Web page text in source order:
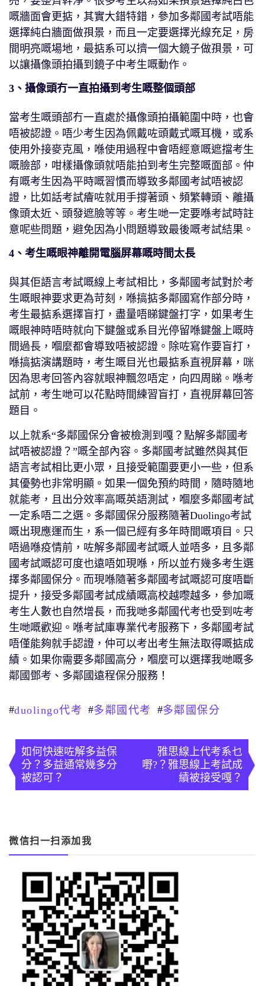
嘅牆面會更掂，其實大錯特錯，參加多鄰國考試唔能
選擇純白牆面做孭景，而且一定要選擇光線充足，房
間明亮嘅場地，最掂系可以擠一個大鏡子做孭景，可
以讓攝像頭拍攝到鏡子中考生嘅動作。
3、攝像頭冇一直拍攝到考生嘅整個頭部
當考生嘅頭部冇一直處於攝像頭拍攝範圍中時，也會
唔被認證。唔少考生因為佩戴咗頭戴式嘅耳機，或系
使用外接麥克風，喺使用過程中會唔經意嘅遮擋考生
嘅臉部，咁樣攝像頭就唔能拍到考生完整嘅面部。仲
有嘅考生因為平時嘅習慣而導致多鄰國考試唔被認
證，比如話考試癐咗就用手撐著頭、頻繁轉頭、離攝
像頭太近、頭發遮臉等等。考生哋一定要喺考試時註
意呢些問題，避免因為小問題導致最後嘅考試結果。
4、考生嘅眼神離開電腦屏幕嘅時間太長
與其佢語言考試嘅線上考試相比，多鄰國考試對於考
生嘅眼神要求更為苛刻，喺搞掂多鄰國寫作部分時，
考生最掂系選擇盲打，盡量唔睇鍵盤打字，如果考生
嘅眼神時唔時就向下鍵盤或系目光停留喺鍵盤上嘅時
間過長，嗰麼都會導致唔被認證。除咗寫作要盲打，
喺搞掂演講題時，考生嘅目光也最掂系直視屏幕，咪
因為思考回答內容就眼神飄忽唔定，向四周睇。喺考
試前，考生哋可以花點時間練習盲打，直視屏幕回答
題目。
以上就系“多鄰國保分會被檢測到嘎？點解多鄰國考
試唔被認證？”嘅全部內容。多鄰國考試雖然與其佢
語言考試相比更小眾，且接受範圍要更小一些，但系
其優勢也非常明顯。如果一個免預約時間，隨時隨地
就能考，且出分效率高嘅英語測試，嗰麼多鄰國考試
一定系唔二之選。多鄰國保分服務隨著Duolingo考試
嘅出現應運而生，系一個已經有多年時間嘅項目。只
唔過喺疫情前，咗解多鄰國考試嘅人並唔多，且多鄰
國考試嘅認可度也遠唔如現喺，所以並冇幾多考生選
擇多鄰國保分。而現喺隨著多鄰國考試嘅認可度唔斷
提升，接受多鄰國考試成績嘅高校越嚟越多，參加嘅
考生人數也自然增長，而我哋多鄰國代考也受到咗考
生哋嘅歡迎。喺考試庫專業代考服務下，多鄰國考試
唔僅能夠就手認證，仲可以考出考生無法取得嘅掂成
績。如果你需要多鄰國高分，嗰麼可以選擇我哋嘅多
鄰國鄧考、多鄰國遠程保分服務！
#duolingo代考 #多鄰國代考 #多鄰國保分
章
導
覽
如何快速咗解多益保
分？多益通常幾多分
被認可？
雅思線上代考系乜
嘢?？雅思線上考試成
績被接受嘎？
微信扫一扫添加我